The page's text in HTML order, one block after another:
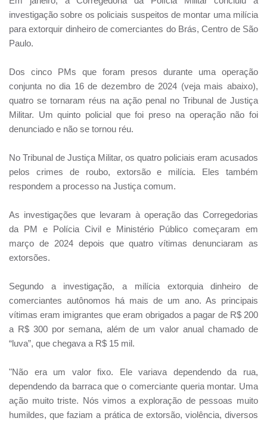
investigação sobre os policiais suspeitos de montar uma milícia
para extorquir dinheiro de comerciantes do Brás, Centro de São
Paulo.
Dos cinco PMs que foram presos durante uma operação
conjunta no dia 16 de dezembro de 2024 (veja mais abaixo),
quatro se tornaram réus na ação penal no Tribunal de Justiça
Militar. Um quinto policial que foi preso na operação não foi
denunciado e não se tornou réu.
No Tribunal de Justiça Militar, os quatro policiais eram acusados
pelos crimes de roubo, extorsão e milícia. Eles também
respondem a processo na Justiça comum.
As investigações que levaram à operação das Corregedorias
da PM e Polícia Civil e Ministério Público começaram em
março de 2024 depois que quatro vítimas denunciaram as
extorsões.
Segundo a investigação, a milícia extorquia dinheiro de
comerciantes autônomos há mais de um ano. As principais
vítimas eram imigrantes que eram obrigados a pagar de R$ 200
a R$ 300 por semana, além de um valor anual chamado de
“luva”, que chegava a R$ 15 mil.
"Não era um valor fixo. Ele variava dependendo da rua,
dependendo da barraca que o comerciante queria montar. Uma
ação muito triste. Nós vimos a exploração de pessoas muito
humildes, que faziam a prática de extorsão, violência, diversos